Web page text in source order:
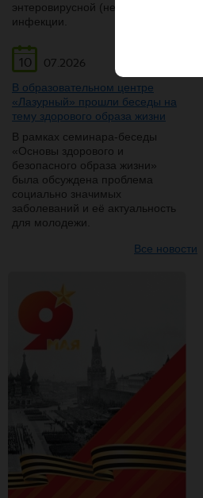
энтеровирусной (неполио)
инфекции.
10
07.2026
В образовательном центре
«Лазурный» прошли беседы на
тему здорового образа жизни
В рамках семинара-беседы
«Основы здорового и
безопасного образа жизни»
была обсуждена проблема
социально значимых
заболеваний и её актуальность
для молодежи.
Все новости